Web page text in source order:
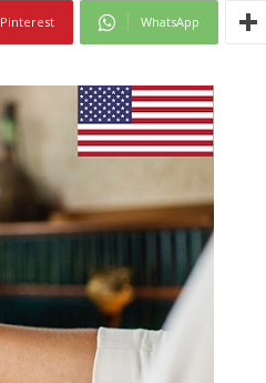
Pinterest WhatsApp